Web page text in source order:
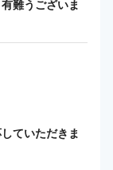
難うございま
ていただきま